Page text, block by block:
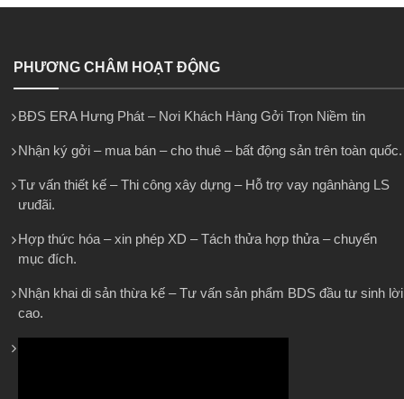
PHƯƠNG CHÂM HOẠT ĐỘNG
BĐS ERA Hưng Phát – Nơi Khách Hàng Gởi Trọn Niềm tin
Nhận ký gởi – mua bán – cho thuê – bất động sản trên toàn quốc.
Tư vấn thiết kế – Thi công xây dựng – Hỗ trợ vay ngânhàng LS
ưuđãi.
Hợp thức hóa – xin phép XD – Tách thửa hợp thửa – chuyển
mục đích.
Nhận khai di sản thừa kế – Tư vấn sản phẩm BDS đầu tư sinh lời
cao.